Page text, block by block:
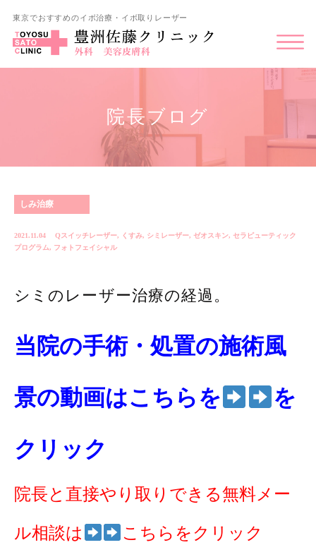
東京でおすすめのイボ治療・イボ取りレーザー
院長ブログ
しみ治療
2021.11.04 Qスイッチレーザー, くすみ, シミレーザー, ゼオスキン, セラピューティック
プログラム, フォトフェイシャル
シミのレーザー治療の経過。
当院の手術・処置の施術風
景の動画はこちらを を
クリック
院長と直接やり取りできる無料メー
ル相談は こちらをクリック